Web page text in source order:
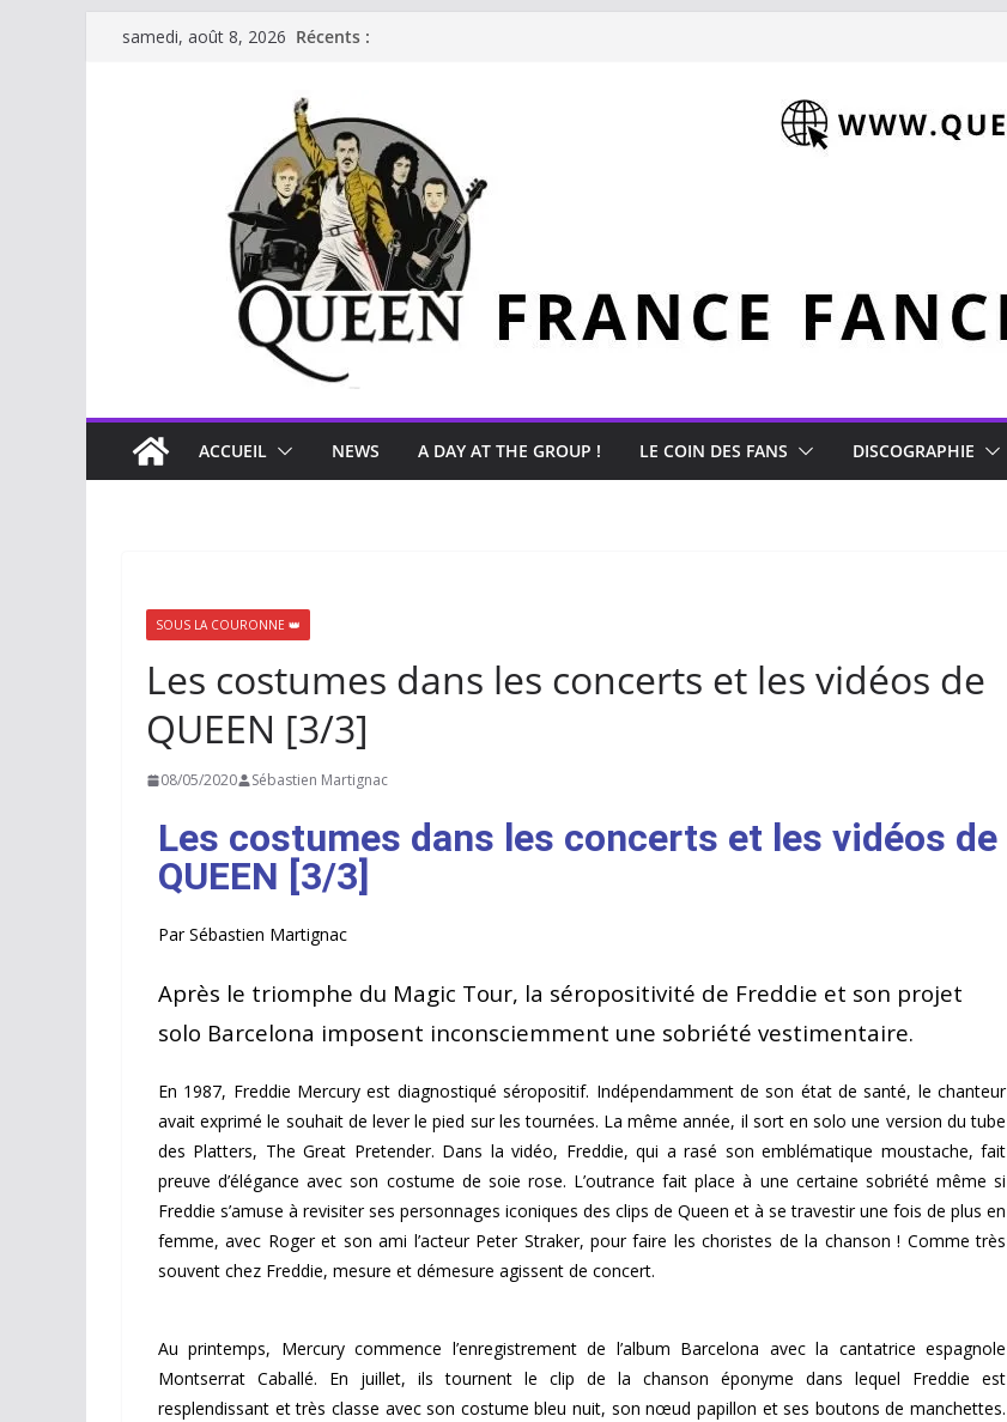
samedi, août 8, 2026 Récents :
ACCUEIL NEWS A DAY AT THE GROUP ! LE COIN DES FANS DISCOGRAPHIE
SOUS LA COURONNE 👑
Les costumes dans les concerts et les vidéos de
QUEEN [3/3]
08/05/2020 Sébastien Martignac
Les costumes dans les concerts et les vidéos de
QUEEN [3/3]
Par Sébastien Martignac
Après le triomphe du Magic Tour, la séropositivité de Freddie et son projet
solo Barcelona imposent inconsciemment une sobriété vestimentaire.
En 1987, Freddie Mercury est diagnostiqué séropositif. Indépendamment de son état de santé, le chanteur
avait exprimé le souhait de lever le pied sur les tournées. La même année, il sort en solo une version du tube
des Platters, The Great Pretender. Dans la vidéo, Freddie, qui a rasé son emblématique moustache, fait
preuve d’élégance avec son costume de soie rose. L’outrance fait place à une certaine sobriété même si
Freddie s’amuse à revisiter ses personnages iconiques des clips de Queen et à se travestir une fois de plus en
femme, avec Roger et son ami l’acteur Peter Straker, pour faire les choristes de la chanson ! Comme très
souvent chez Freddie, mesure et démesure agissent de concert.
Au printemps, Mercury commence l’enregistrement de l’album Barcelona avec la cantatrice espagnole
Montserrat Caballé. En juillet, ils tournent le clip de la chanson éponyme dans lequel Freddie est
resplendissant et très classe avec son costume bleu nuit, son nœud papillon et ses boutons de manchettes.